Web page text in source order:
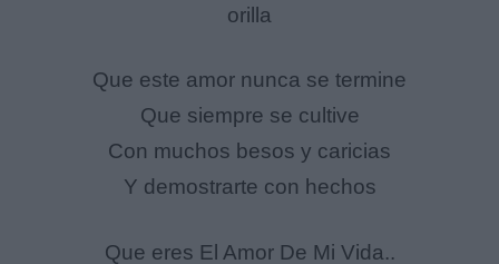
orilla
Que este amor nunca se termine
Que siempre se cultive
Con muchos besos y caricias
Y demostrarte con hechos
Que eres El Amor De Mi Vida..